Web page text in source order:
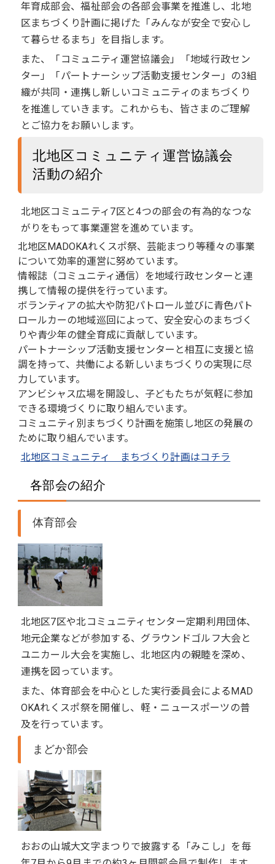
年育成部会、福祉部会の各部会事業を推進し、北地
区まちづくり計画に掲げた「みんなが安全で安心し
て暮らせるまち」を目指します。
また、「コミュニティ運営協議会」「地域行政セン
ター」「パートナーシップ活動支援センター」の3組
織が共同・連携し新しいコミュニティのまちづくり
を推進していきます。これからも、皆さまのご理解
とご協力をお願いします。
北地区コミュニティ運営協議会
活動の紹介
北地区コミュニティ7区と4つの部会の有為的なつな
がりをもって事業運営を進めています。
北地区MADOKAれくスポ祭、芸能まつり等種々の事業
について効率的運営に努めています。
情報誌（コミュニティ通信）を地域行政センターと連
携して情報の提供を行っています。
ボランティアの拡大や防犯パトロール並びに青色パト
ロールカーの地域巡回によって、安全安心のまちづく
りや青少年の健全育成に貢献しています。
パートナーシップ活動支援センターと相互に支援と協
調を持って、共働による新しいまちづくりの実現に尽
力しています。
アンビシャス広場を開設し、子どもたちが気軽に参加
できる環境づくりに取り組んでいます。
コミュニティ別まちづくり計画を施策し地区の発展の
ために取り組んでいます。
北地区コミュニティ まちづくり計画はコチラ
各部会の紹介
体育部会
北地区7区や北コミュニティセンター定期利用団体、
地元企業などが参加する、グラウンドゴルフ大会と
ユニカール大会を実施し、北地区内の親睦を深め、
連携を図っています。
また、体育部会を中心とした実行委員会によるMAD
OKAれくスポ祭を開催し、軽・ニュースポーツの普
及を行っています。
まどか部会
おおの山城大文字まつりで披露する「みこし」を毎